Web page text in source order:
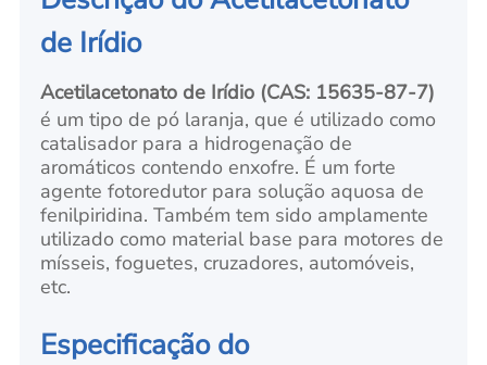
de Irídio
Acetilacetonato de Irídio (CAS: 15635-87-7)
é um tipo de pó laranja, que é utilizado como
catalisador para a hidrogenação de
aromáticos contendo enxofre. É um forte
agente fotoredutor para solução aquosa de
fenilpiridina. Também tem sido amplamente
utilizado como material base para motores de
mísseis, foguetes, cruzadores, automóveis,
etc.
Especificação do